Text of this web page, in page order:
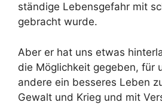
ständige Lebensgefahr mit
gebracht wurde.
Aber er hat uns etwas
die Möglichkeit gegeben, für
andere ein besseres Leben
Gewalt und Krieg und mit